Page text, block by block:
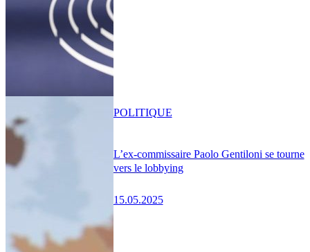
L’ex-commissaire Paolo Gentiloni se tourne
vers le lobbying
15.05.2025
POLITIQUE